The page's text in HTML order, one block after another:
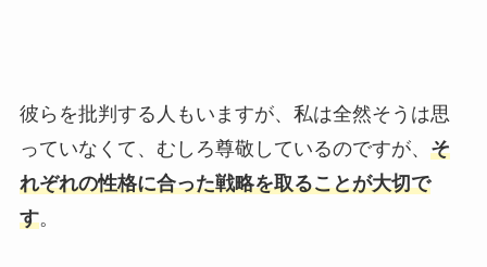
彼らを批判する人もいますが、私は全然そうは思
っていなくて、むしろ尊敬しているのですが、 そ
れぞれの性格に合った戦略を取ることが大切で
す。